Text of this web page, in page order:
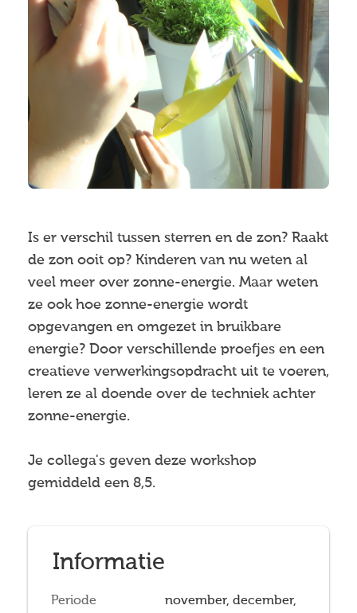
Is er verschil tussen sterren en de zon? Raakt
de zon ooit op? Kinderen van nu weten al
veel meer over zonne-energie. Maar weten
ze ook hoe zonne-energie wordt
opgevangen en omgezet in bruikbare
energie? Door verschillende proefjes en een
creatieve verwerkingsopdracht uit te voeren,
leren ze al doende over de techniek achter
zonne-energie.
Je collega's geven deze workshop
gemiddeld een 8,5.
Informatie
Periode
november, december,